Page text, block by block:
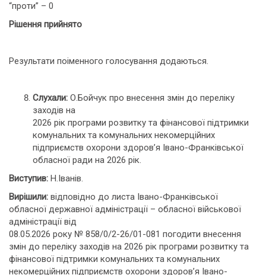
“проти” – 0
Рішення прийнято
Результати поіменного голосування додаються.
Слухали: О.Бойчук про внесення змін до переліку
заходів на
2026 рік програми розвитку та фінансової підтримки
комунальних та комунальних некомерційних
підприємств охорони здоров’я Івано-Франківської
обласної ради на 2026 рік.
Виступив: Н.Іванів.
Вирішили: відповідно до листа Івано-Франківської
обласної державної адміністрації – обласної військової
адміністрації від
08.05.2026 року № 858/0/2-26/01-081 погодити внесення
змін до переліку заходів на 2026 рік програми розвитку та
фінансової підтримки комунальних та комунальних
некомерційних підприємств охорони здоров’я Івано-